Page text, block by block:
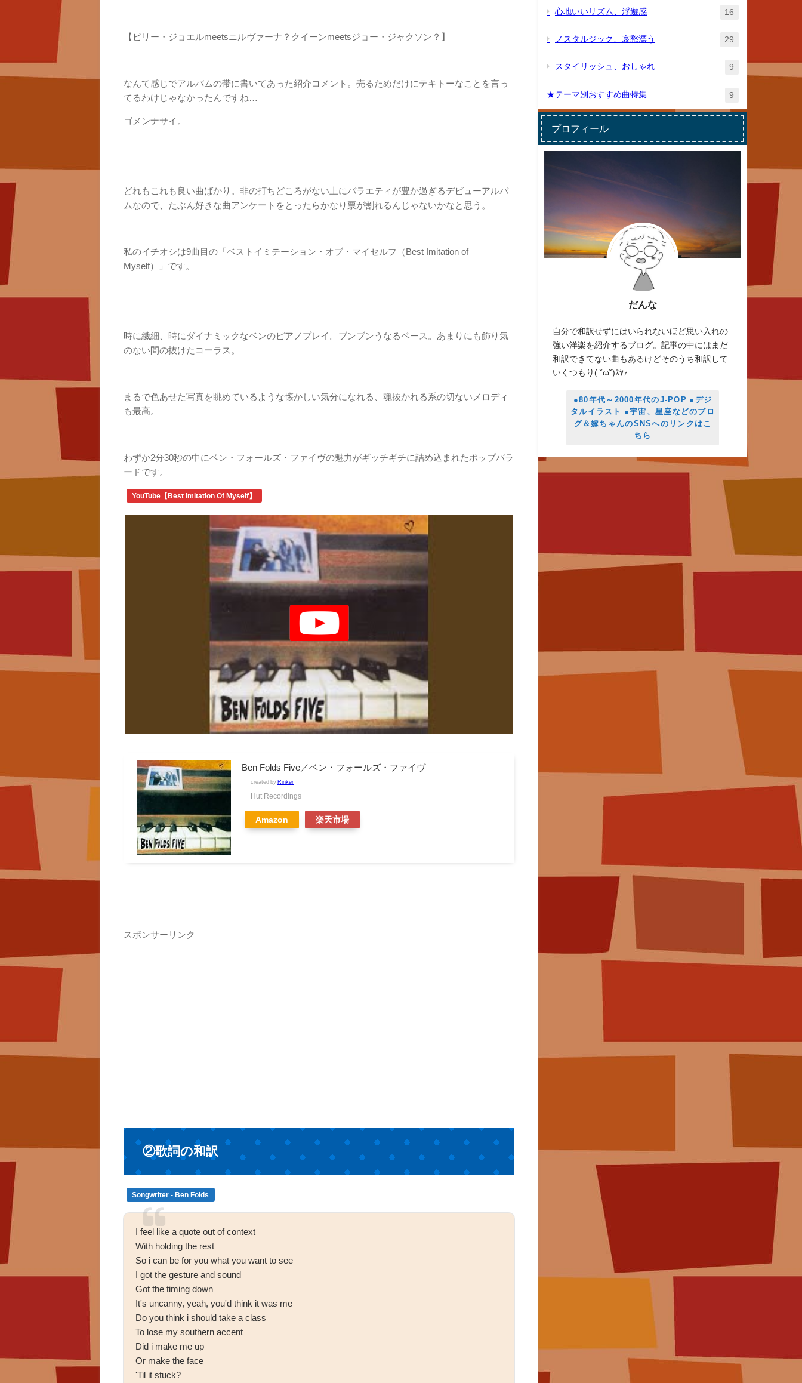
【ビリー・ジョエルmeetsニルヴァーナ？クイーンmeetsジョー・ジャクソン？】
なんて感じでアルバムの帯に書いてあった紹介コメント。売るためだけにテキトーなことを言っ
てるわけじゃなかったんですね…
ゴメンナサイ。
どれもこれも良い曲ばかり。非の打ちどころがない上にバラエティが豊か過ぎるデビューアルバ
ムなので、たぶん好きな曲アンケートをとったらかなり票が割れるんじゃないかなと思う。
私のイチオシは9曲目の「ベストイミテーション・オブ・マイセルフ（Best Imitation of
Myself）」です。
時に繊細、時にダイナミックなベンのピアノプレイ。ブンブンうなるベース。あまりにも飾り気
のない間の抜けたコーラス。
まるで色あせた写真を眺めているような懐かしい気分になれる、魂抜かれる系の切ないメロディ
も最高。
わずか2分30秒の中にベン・フォールズ・ファイヴの魅力がギッチギチに詰め込まれたポップバラ
ードです。
YouTube【Best Imitation Of Myself】
Ben Folds Five／ベン・フォールズ・ファイヴ
created by Rinker
Hut Recordings
Amazon 楽天市場
スポンサーリンク
②歌詞の和訳
Songwriter - Ben Folds
I feel like a quote out of context
With holding the rest
So i can be for you what you want to see
I got the gesture and sound
Got the timing down
It's uncanny, yeah, you'd think it was me
Do you think i should take a class
To lose my southern accent
Did i make me up
Or make the face
'Til it stuck?
心地いいリズム、浮遊感 16
ノスタルジック、哀愁漂う 29
スタイリッシュ、おしゃれ 9
★テーマ別おすすめ曲特集 9
プロフィール
だんな
自分で和訳せずにはいられないほど思い入れの
強い洋楽を紹介するブログ。記事の中にはまだ
和訳できてない曲もあるけどそのうち和訳して
いくつもり( ˘ω˘)ｽﾔｧ
●80年代～2000年代のJ-POP ●デジ
タルイラスト ●宇宙、星座などのブロ
グ＆嫁ちゃんのSNSへのリンクはこ
ちら